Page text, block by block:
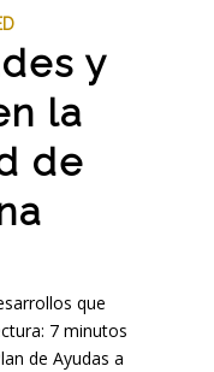
y
la
de
que
7 minutos
de Ayudas a